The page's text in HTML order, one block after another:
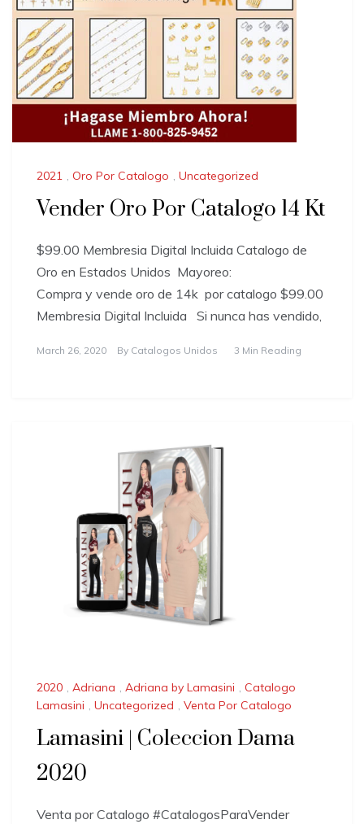
2021 , Oro Por Catalogo , Uncategorized
Vender Oro Por Catalogo 14 Kt
$99.00 Membresia Digital Incluida Catalogo de
Oro en Estados Unidos ​Mayoreo:
Compra y vende oro de 14k por catalogo $99.00
Membresia Digital Incluida Si nunca has vendido,
March 26, 2020 By Catalogos Unidos 3 Min Reading
2020 , Adriana , Adriana by Lamasini , Catalogo
Lamasini , Uncategorized , Venta Por Catalogo
Lamasini | Coleccion Dama
2020
Venta por Catalogo #CatalogosParaVender